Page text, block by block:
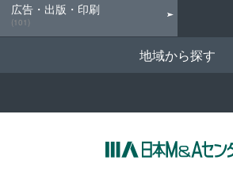
広告・出版・印刷
(101)
地域から探す